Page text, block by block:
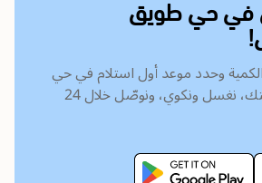
في حي طويق
وحدد موعد أول استلام في حي
طويق. نستلم من بيتك، نغسل ونكوي، ونوصّل خلال 24